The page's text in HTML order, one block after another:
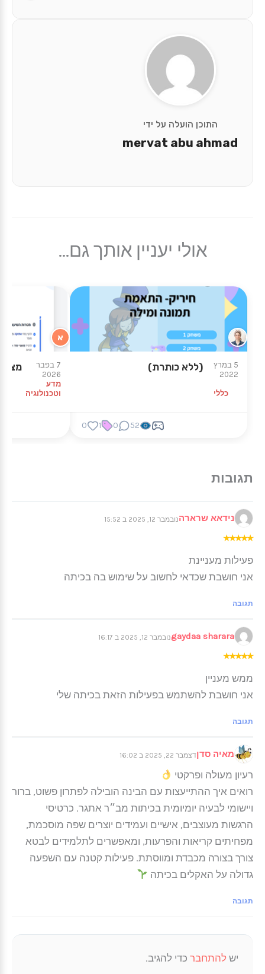
התוכן הועלה על ידי
mervat abu ahmad
אולי יעניין אותך גם...
5 במרץ
2022
כללי
(ללא כותרת)
52
0
1
0
א
7 בפבר
2026
מדע
וטכנולוגיה
נידאא שרארהנובמבר 12, 2025 ב 15:52
★
★
★
★
★
פעילות מעניינת
אני חושבת שכדאי לחשוב על שימוש בה בכיתה
תגובה
gaydaa shararaנובמבר 12, 2025 ב 16:17
★
★
★
★
★
ממש מעניין
אני חושבת להשתמש בפעילות הזאת בכיתה שלי
תגובה
מאיה סדןדצמבר 22, 2025 ב 16:02
רעיון מעולה ופרקטי
רואים איך ההתייעצות עם הבינה הובילה לפתרון פשוט, ברור
ויישומי לבעיה יומיומית בכיתות מב״ר אתגר. כרטיסי
הרגשות מעוצבים, אישיים ועמידים יוצרים שפה מוסכמת,
מפחיתים קריאות והפרעות, ומאפשרים לתלמידים לבטא
צורך בצורה מכבדת ומווסתת. פעילות קטנה עם השפעה
גדולה על האקלים בכיתה
תגובה
יש להתחבר כדי להגיב.